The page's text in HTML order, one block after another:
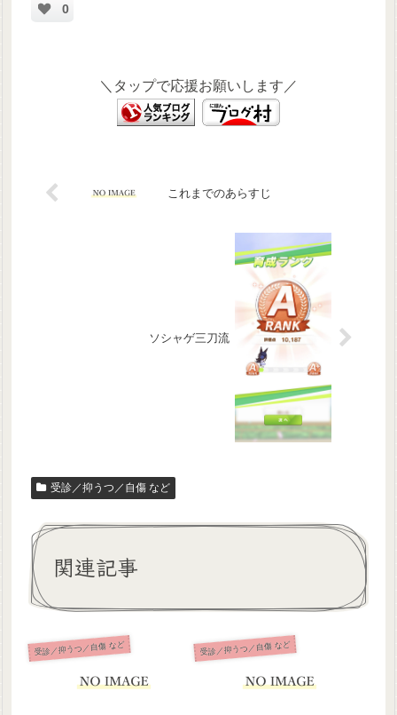
0
＼タップで応援お願いします／
これまでのあらすじ
ソシャゲ三刀流
受診／抑うつ／自傷 など
関連記事
受診／抑うつ／自傷 など 受診／抑うつ／自傷 など